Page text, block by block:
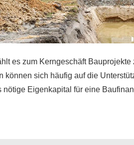
es zum Kerngeschäft
können sich häufig auf die
nötige Eigenkapital für eine